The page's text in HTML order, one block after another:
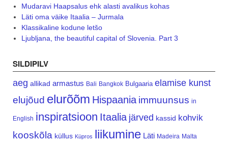
Mudaravi Haapsalus ehk alasti avalikus kohas
Läti oma väike Itaalia – Jurmala
Klassikaline kodune letšo
Ljubljana, the beautiful capital of Slovenia. Part 3
SILDIPILV
aeg allikad armastus Bali Bangkok Bulgaaria elamise kunst
elujõud elurõõm Hispaania immuunsus in
English inspiratsioon Itaalia järved kassid kohvik
kooskõla küllus Küpros liikumine Läti Madeira Malta